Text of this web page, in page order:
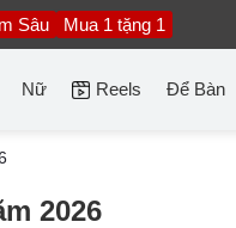
Sâu Mua 1 tặng 1
Nữ Reels Để Bàn
2026